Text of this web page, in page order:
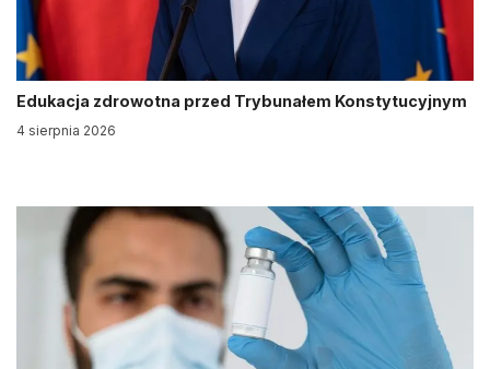
Edukacja zdrowotna przed Trybunałem Konstytucyjnym
4 sierpnia 2026